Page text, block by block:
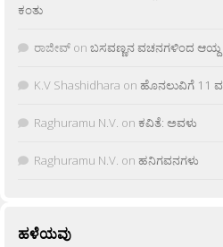
ಕಂತು
ರಾಜೀವ್ on ಬಸವಣ್ಣನ ವಚನಗಳಿಂದ ಆಯ್ದ
K.V Shashidhara on ಹೊನಲುವಿಗೆ 11
Raghuramu N.V. on ಕವಿತೆ: ಅವಳು
Raghuramu N.V. on ಹನಿಗವನಗಳು
ಹಳೆಯವು